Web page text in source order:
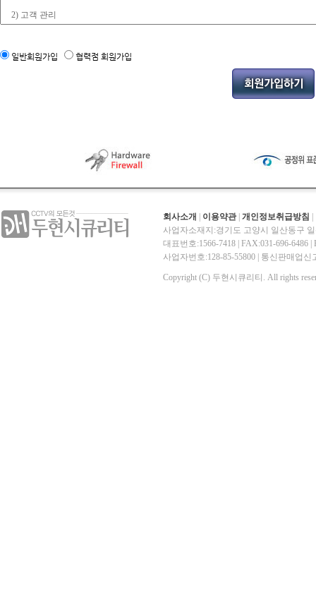
일반회원가입 협력점 회원가입
회사소개 이용약관| 개인정보취급방침
사업자소재지:경기도 고양시 일산동구
대표번호:1566-7418 | FAX:031-696-6486 |
사업자번호:128-85-55800 | 통신판매업
Copyright (C) 두현시큐리티. All rights